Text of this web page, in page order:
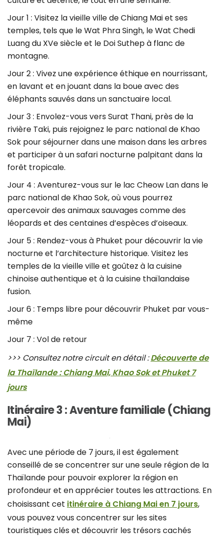
Jour 1 : Visitez la vieille ville de Chiang Mai et ses
temples, tels que le Wat Phra Singh, le Wat Chedi
Luang du XVe siècle et le Doi Suthep à flanc de
montagne.
Jour 2 : Vivez une expérience éthique en nourrissant,
en lavant et en jouant dans la boue avec des
éléphants sauvés dans un sanctuaire local.
Jour 3 : Envolez-vous vers Surat Thani, près de la
rivière Taki, puis rejoignez le parc national de Khao
Sok pour séjourner dans une maison dans les arbres
et participer à un safari nocturne palpitant dans la
forêt tropicale.
Jour 4 : Aventurez-vous sur le lac Cheow Lan dans le
parc national de Khao Sok, où vous pourrez
apercevoir des animaux sauvages comme des
léopards et des centaines d’espèces d’oiseaux.
Jour 5 : Rendez-vous à Phuket pour découvrir la vie
nocturne et l’architecture historique. Visitez les
temples de la vieille ville et goûtez à la cuisine
chinoise authentique et à la cuisine thaïlandaise
fusion.
Jour 6 : Temps libre pour découvrir Phuket par vous-
même
Jour 7 : Vol de retour
>>> Consultez notre circuit en détail :Découverte de
la Thaïlande : Chiang Mai, Khao Sok et Phuket 7
jours
Itinéraire 3 : Aventure familiale (Chiang
Mai)
Avec une période de 7 jours, il est également
conseillé de se concentrer sur une seule région de la
Thaïlande pour pouvoir explorer la région en
profondeur et en apprécier toutes les attractions. En
choisissant cet itinéraire à Chiang Mai en 7 jours,
vous pouvez vous concentrer sur les sites
touristiques clés et découvrir les trésors cachés